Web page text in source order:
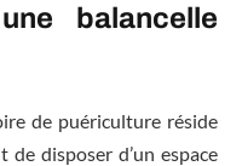
balancelle
de puériculture réside
de disposer d’un espace